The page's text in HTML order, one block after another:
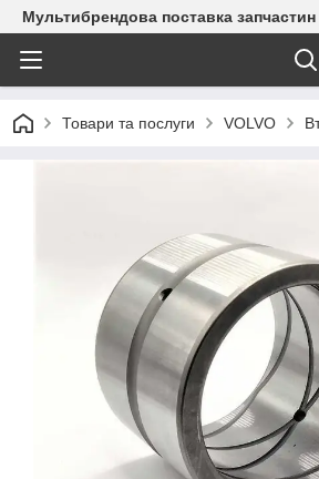
Мультибрендова поставка запчастин
Товари та послуги VOLVO